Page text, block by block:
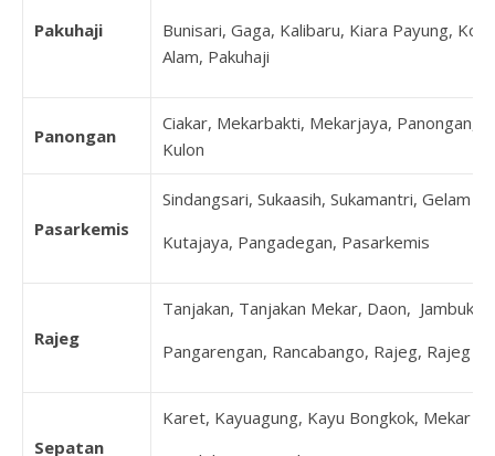
Pakuhaji
Bunisari, Gaga, Kalibaru, Kiara Payung,
Alam, Pakuhaji
Panongan
Ciakar, Mekarbakti, Mekarjaya, Panongan,
Kulon
Pasarkemis
Sindangsari, Sukaasih, Sukamantri, Gelam
Kutajaya, Pangadegan, Pasarkemis
Rajeg
Tanjakan, Tanjakan Mekar, Daon,
Pangarengan, Rancabango, Rajeg, Rajeg
Sepatan
Karet, Kayuagung, Kayu Bongkok, Mekar